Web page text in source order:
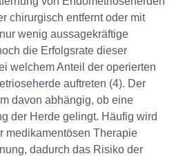
chirurgisch entfernt oder mit
wenig aussagekräftige
die Erfolgsrate dieser
welchem Anteil der operierten
auftreten (4). Der
davon abhängig, ob eine
der Herde gelingt. Häufig wird
medikamentösen Therapie
dadurch das Risiko der